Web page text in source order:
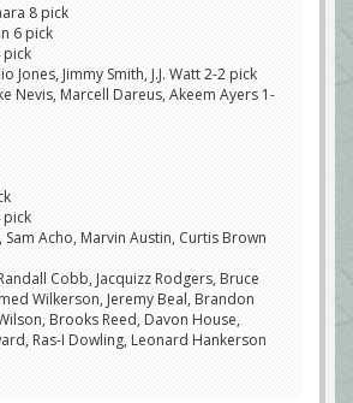
8 pick
6 pick
pick
Jones, Jimmy Smith, J.J. Watt 2-2 pick
Nevis, Marcell Dareus, Akeem Ayers 1-
pick
Acho, Marvin Austin, Curtis Brown
Cobb, Jacquizz Rodgers, Bruce
Wilkerson, Jeremy Beal, Brandon
Brooks Reed, Davon House,
Ras-I Dowling, Leonard Hankerson